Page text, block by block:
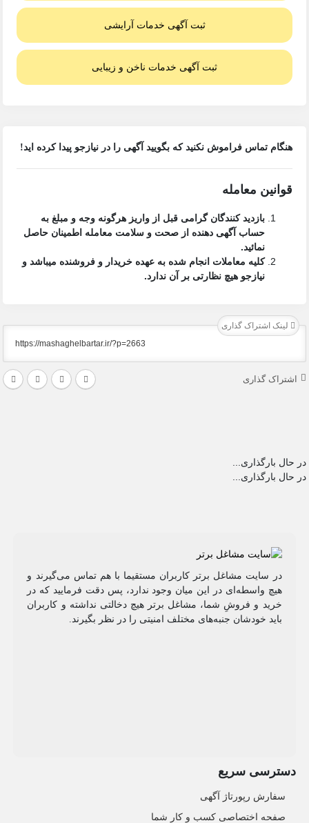
ثبت آگهی خدمات آرایشی
ثبت آگهی خدمات ناخن و زیبایی
هنگام تماس فراموش نکنید که بگویید آگهی را درنیازجوپیدا کرده اید!
قوانین معامله
بازدید کنندگان گرامی قبل از واریز هرگونه وجه و مبلغ به
حساب آگهی دهنده از صحت و سلامت معامله اطمینان حاصل
نمائید.
کلیه معاملات انجام شده به عهده خریدار و فروشنده میباشد و
نیازجو هیچ نظارتی بر آن ندارد.
لینک اشتراک گذاری
اشتراک گذاری
در حال بارگذاری...
در حال بارگذاری...
در سایت مشاغل برتر کاربران مستقیما با هم تماس می‌گیرند و
هیچ واسطه‌ای در این میان وجود ندارد، پس دقت فرمایید که در
خرید و فروشِ شما، مشاغل برتر هیچ دخالتی نداشته و کاربران
باید خودشان جنبه‌های مختلف امنیتی را در نظر بگیرند.
دسترسی سریع
سفارش رپورتاژ آگهی
صفحه اختصاصی کسب و کار شما